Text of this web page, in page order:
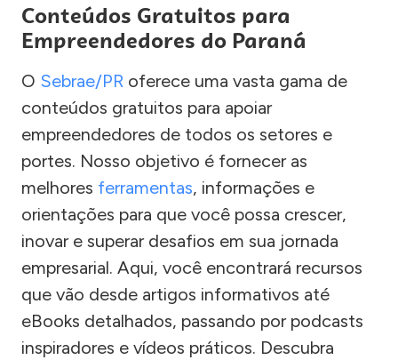
Conteúdos Gratuitos para
Empreendedores do Paraná
O Sebrae/PR oferece uma vasta gama de
conteúdos gratuitos para apoiar
empreendedores de todos os setores e
portes. Nosso objetivo é fornecer as
melhores ferramentas, informações e
orientações para que você possa crescer,
inovar e superar desafios em sua jornada
empresarial. Aqui, você encontrará recursos
que vão desde artigos informativos até
eBooks detalhados, passando por podcasts
inspiradores e vídeos práticos. Descubra